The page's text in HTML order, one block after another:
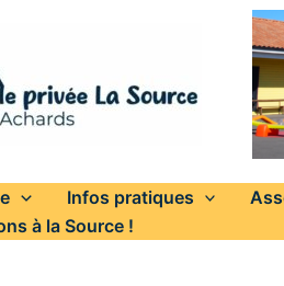
Infos pratiques
à la Source !